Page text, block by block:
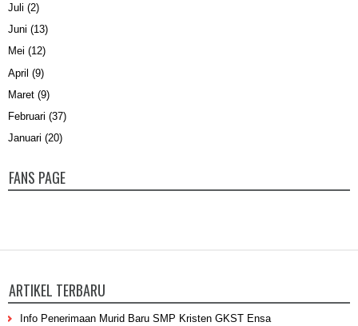
Juli (2)
Juni (13)
Mei (12)
April (9)
Maret (9)
Februari (37)
Januari (20)
FANS PAGE
ARTIKEL TERBARU
Info Penerimaan Murid Baru SMP Kristen GKST Ensa